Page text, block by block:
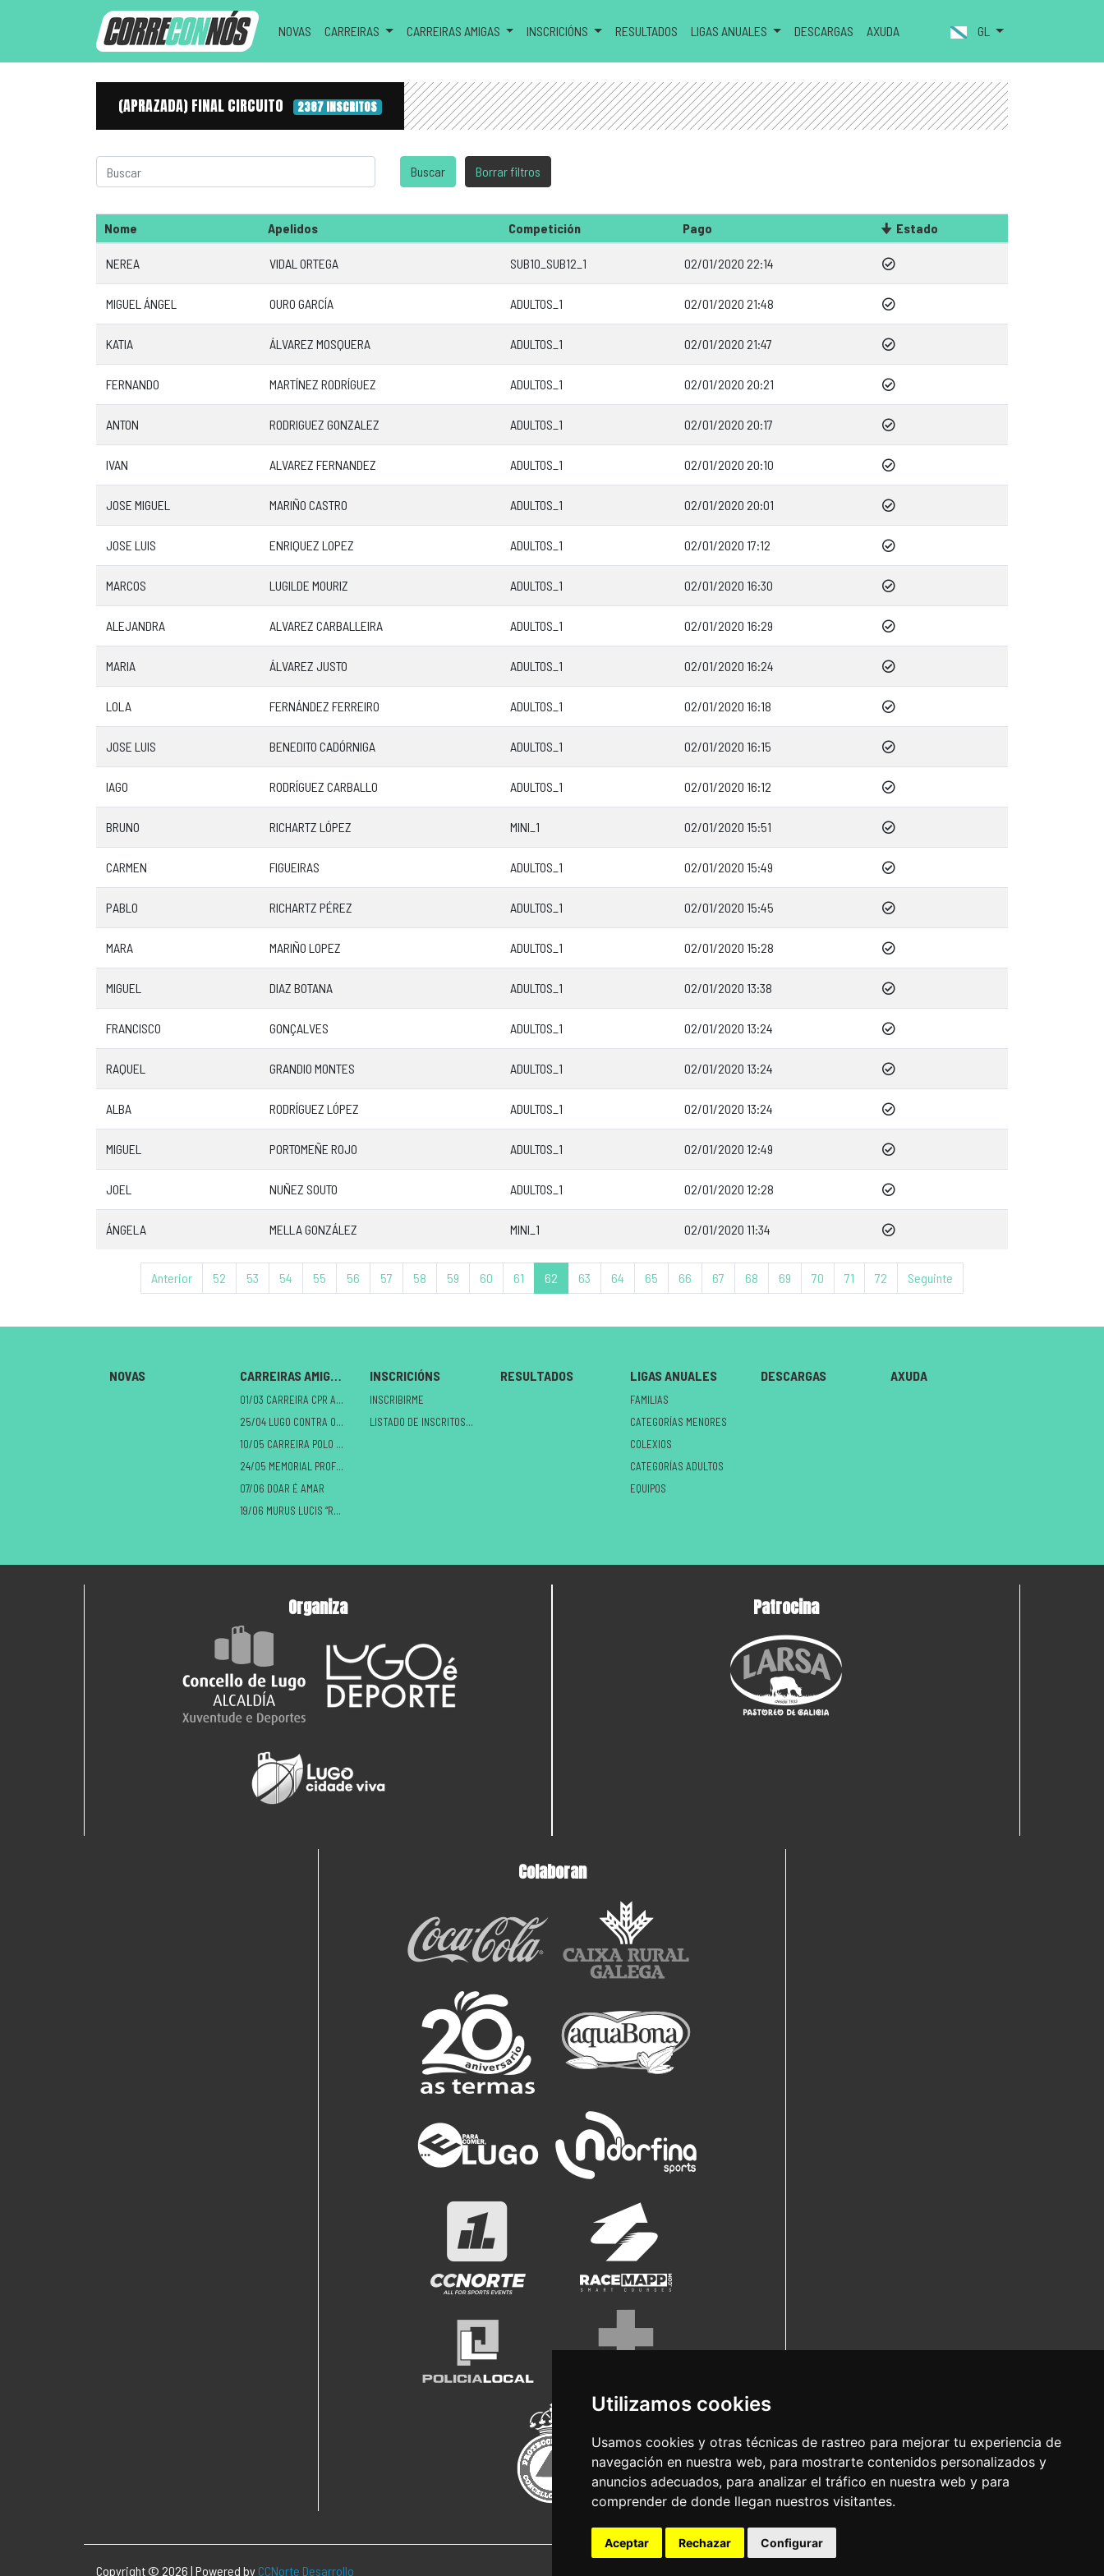
Utilizamos cookies
Usamos cookies y otras técnicas de rastreo para mejorar tu experiencia de
navegación en nuestra web, para mostrarte contenidos personalizados y
anuncios adecuados, para analizar el tráfico en nuestra web y para
comprender de donde llegan nuestros visitantes.
Aceptar Rechazar Configurar
NOVAS CARREIRAS CARREIRAS AMIGAS INSCRICIÓNS RESULTADOS LIGAS ANUALES DESCARGAS AXUDA GL
(APRAZADA) FINAL CIRCUITO 2387 INSCRITOS
Nome Apelidos Competición Pago Estado
NEREA VIDAL ORTEGA SUB10_SUB12_1 02/01/2020 22:14
MIGUEL ÁNGEL OURO GARCÍA ADULTOS_1 02/01/2020 21:48
KATIA ÁLVAREZ MOSQUERA ADULTOS_1 02/01/2020 21:47
FERNANDO MARTÍNEZ RODRÍGUEZ ADULTOS_1 02/01/2020 20:21
ANTON RODRIGUEZ GONZALEZ ADULTOS_1 02/01/2020 20:17
IVAN ALVAREZ FERNANDEZ ADULTOS_1 02/01/2020 20:10
JOSE MIGUEL MARIÑO CASTRO ADULTOS_1 02/01/2020 20:01
JOSE LUIS ENRIQUEZ LOPEZ ADULTOS_1 02/01/2020 17:12
MARCOS LUGILDE MOURIZ ADULTOS_1 02/01/2020 16:30
ALEJANDRA ALVAREZ CARBALLEIRA ADULTOS_1 02/01/2020 16:29
MARIA ÁLVAREZ JUSTO ADULTOS_1 02/01/2020 16:24
LOLA FERNÁNDEZ FERREIRO ADULTOS_1 02/01/2020 16:18
JOSE LUIS BENEDITO CADÓRNIGA ADULTOS_1 02/01/2020 16:15
IAGO RODRÍGUEZ CARBALLO ADULTOS_1 02/01/2020 16:12
BRUNO RICHARTZ LÓPEZ MINI_1 02/01/2020 15:51
CARMEN FIGUEIRAS ADULTOS_1 02/01/2020 15:49
PABLO RICHARTZ PÉREZ ADULTOS_1 02/01/2020 15:45
MARA MARIÑO LOPEZ ADULTOS_1 02/01/2020 15:28
MIGUEL DIAZ BOTANA ADULTOS_1 02/01/2020 13:38
FRANCISCO GONÇALVES ADULTOS_1 02/01/2020 13:24
RAQUEL GRANDIO MONTES ADULTOS_1 02/01/2020 13:24
ALBA RODRÍGUEZ LÓPEZ ADULTOS_1 02/01/2020 13:24
MIGUEL PORTOMEÑE ROJO ADULTOS_1 02/01/2020 12:49
JOEL NUÑEZ SOUTO ADULTOS_1 02/01/2020 12:28
ÁNGELA MELLA GONZÁLEZ MINI_1 02/01/2020 11:34
Anterior 52 53 54 55 56 57 58 59 60 61 62 63 64 65 66 67 68 69 70 71 72 Seguinte
NOVAS CARREIRAS AMIGAS
01/03 CARREIRA CPR A MILAGROSA
25/04 LUGO CONTRA O CANCRO
10/05 CARREIRA POLO DANO CEREBRAL
24/05 MEMORIAL PROFE ALBERTO
07/06 DOAR É AMAR
19/06 MURUS LUCIS “ROMANOS VS CASTREXOS”
INSCRICIÓNS
INSCRIBIRME
LISTADO DE INSCRITOS NO CIRCUÍTO
RESULTADOS LIGAS ANUALES
FAMILIAS
CATEGORÍAS MENORES
COLEXIOS
CATEGORÍAS ADULTOS
EQUIPOS
DESCARGAS AXUDA
Organiza Patrocina
Colaboran
Copyright © 2026 | Powered by CCNorte Desarrollo